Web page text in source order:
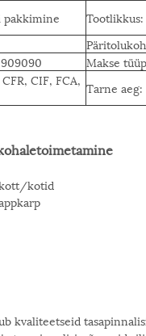
pakkimine Tootlikkus:
Makse
CIF, FCA, Tarne aeg:
kott/kotid
kvaliteetseid